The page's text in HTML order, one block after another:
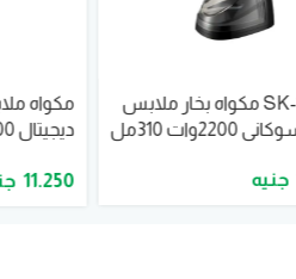
مكواه ملابس سوكاني بخار
ديجيتال 6000وات 2.9لتر